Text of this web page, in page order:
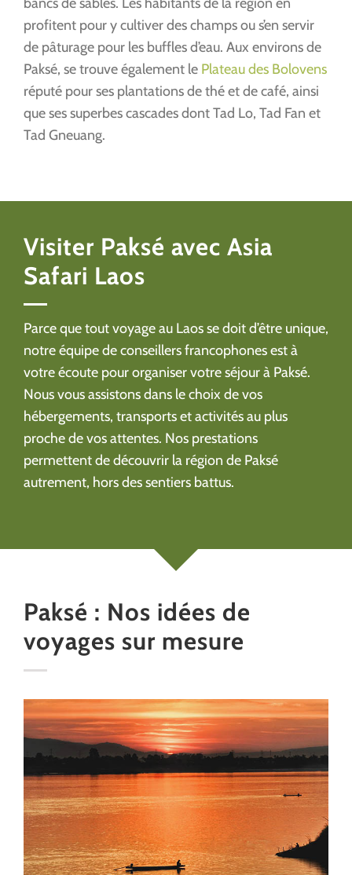
profitent pour y cultiver des champs ou s’en servir
de pâturage pour les buffles d’eau. Aux environs de
Paksé, se trouve également le Plateau des Bolovens
réputé pour ses plantations de thé et de café, ainsi
que ses superbes cascades dont Tad Lo, Tad Fan et
Tad Gneuang.
Visiter Paksé avec Asia
Safari Laos
Parce que tout voyage au Laos se doit d’être unique,
notre équipe de conseillers francophones est à
votre écoute pour organiser votre séjour à Paksé.
Nous vous assistons dans le choix de vos
hébergements, transports et activités au plus
proche de vos attentes. Nos prestations
permettent de découvrir la région de Paksé
autrement, hors des sentiers battus.
Paksé : Nos idées de
voyages sur mesure